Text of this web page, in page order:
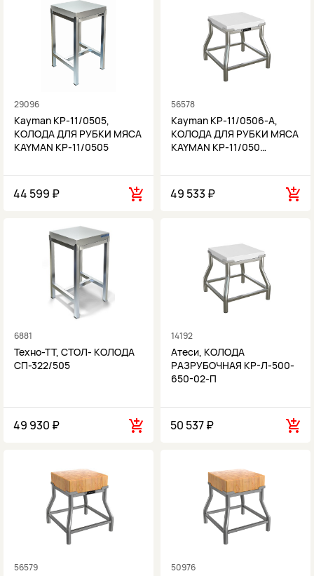
29096
Kayman КР-11/0505,
КОЛОДА ДЛЯ РУБКИ МЯСА
KAYMAN КР-11/0505
44 599 ₽
56578
Kayman КР-11/0506-А,
КОЛОДА ДЛЯ РУБКИ МЯСА
KAYMAN КР-11/050…
49 533 ₽
6881
Техно-ТТ, СТОЛ- КОЛОДА
СП-322/505
49 930 ₽
14192
Атеси, КОЛОДА
РАЗРУБОЧНАЯ КР-Л-500-
650-02-П
50 537 ₽
56579 50976